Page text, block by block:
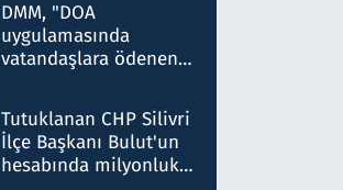
DMM, "DOA
uygulamasında
vatandaşlara ödenen
düşürüldüğü" iddiasını
yalanladı
Tutuklanan CHP Silivri
İlçe Başkanı Bulut'un
hesabında milyonluk